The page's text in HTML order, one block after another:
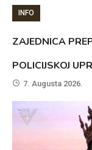
INFO
ZAJEDNICA
POLICIJSKOJ
7. Augusta 2026.